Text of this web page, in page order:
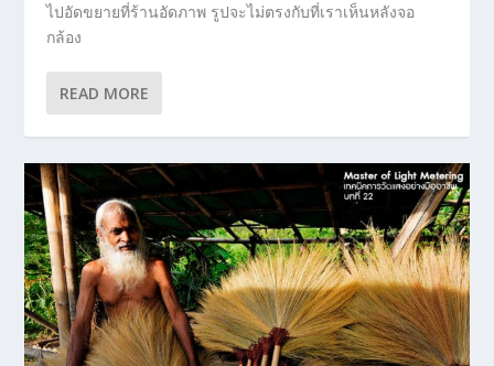
ไปอัดขยายที่ร้านอัดภาพ รูปจะไม่ตรงกับที่เราเห็นหลังจอ
กล้อง
READ MORE